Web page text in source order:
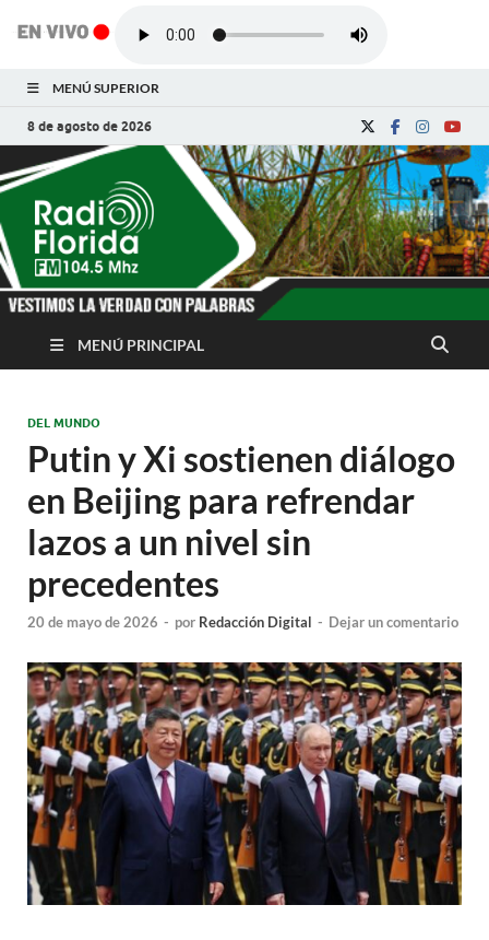
MENÚ SUPERIOR
8 de agosto de 2026
Radio Florida de
Cuba
Noticias y Actualidades de Florida, Camagüey,
MENÚ PRINCIPAL
DEL MUNDO
Putin y Xi sostienen diálogo
en Beijing para refrendar
lazos a un nivel sin
precedentes
20 de mayo de 2026 - por Redacción Digital - Dejar un comentario